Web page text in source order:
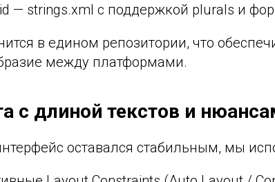
— strings.xml с поддержкой plurals и
в едином репозитории, что
между платформами.
с длиной текстов и
оставался стабильным, мы